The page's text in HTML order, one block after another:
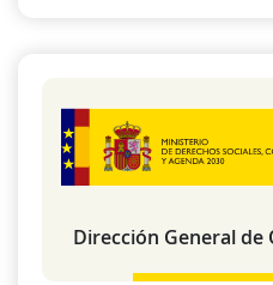
Dirección General de